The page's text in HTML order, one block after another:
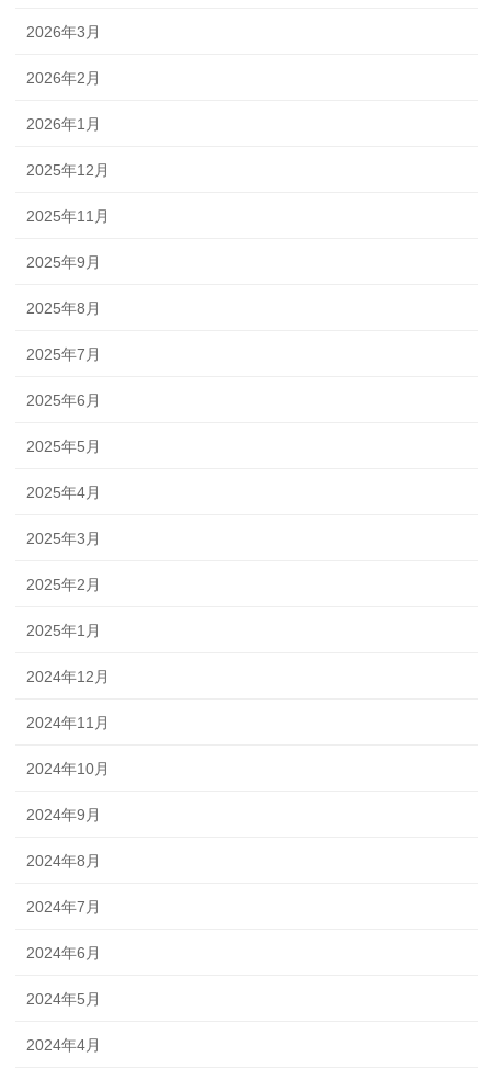
2026年3月
2026年2月
2026年1月
2025年12月
2025年11月
2025年9月
2025年8月
2025年7月
2025年6月
2025年5月
2025年4月
2025年3月
2025年2月
2025年1月
2024年12月
2024年11月
2024年10月
2024年9月
2024年8月
2024年7月
2024年6月
2024年5月
2024年4月